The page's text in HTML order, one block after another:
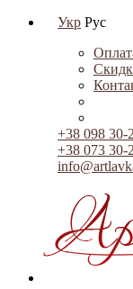
Укр Рус
+38 098 30-
+38 073 30-